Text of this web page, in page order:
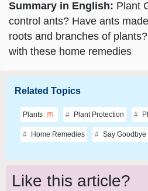
Summary in English: Plant
control ants? Have ants
roots and branches of
with these home remedies
Related Topics
Plants Plant Protection
Home Remedies Say Goodbye
Like this article?